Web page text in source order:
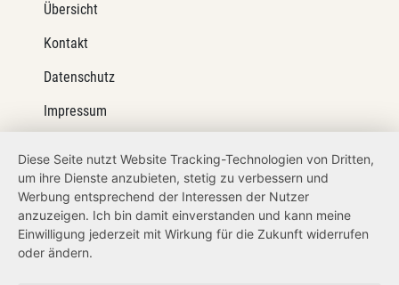
Übersicht
Kontakt
Datenschutz
Impressum
Netiquette
Transparenzanspruch
Hinweisgeberschutz
Diese Seite nutzt Website Tracking-Technologien von Dritten,
um ihre Dienste anzubieten, stetig zu verbessern und
Werbung entsprechend der Interessen der Nutzer
anzuzeigen. Ich bin damit einverstanden und kann meine
Einwilligung jederzeit mit Wirkung für die Zukunft widerrufen
oder ändern.